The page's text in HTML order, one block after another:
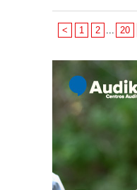
< 1 2 20